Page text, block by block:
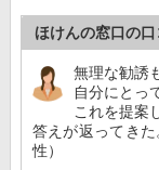
ほけんの窓口の口
無理な勧誘
自分にとっ
これを提案
答えが返ってき
性）